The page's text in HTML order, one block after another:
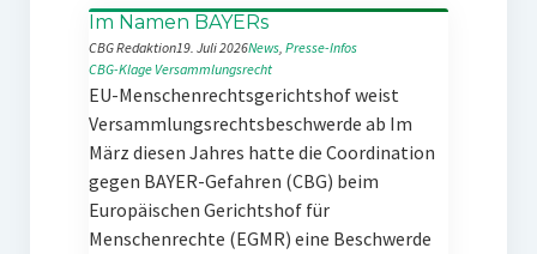
Im Namen BAYERs
CBG Redaktion19. Juli 2026News, Presse-Infos
CBG-Klage Versammlungsrecht
EU-Menschenrechtsgerichtshof weist
Versammlungsrechtsbeschwerde ab Im
März diesen Jahres hatte die Coordination
gegen BAYER-Gefahren (CBG) beim
Europäischen Gerichtshof für
Menschenrechte (EGMR) eine Beschwerde